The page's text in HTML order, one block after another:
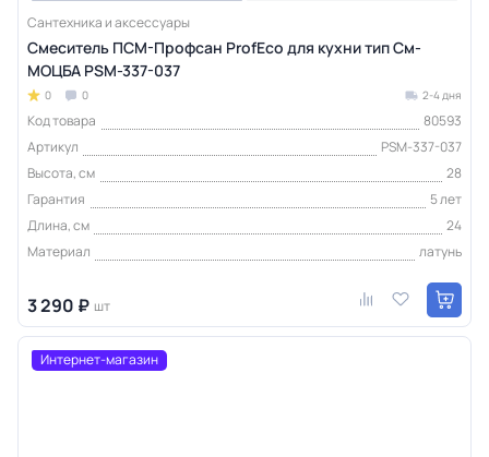
Сантехника и аксессуары
Смеситель ПСМ-Профсан ProfEco для кухни тип См-
МОЦБА PSM-337-037
0 0 2-4 дня
Код товара
80593
Артикул
PSM-337-037
Высота, см
28
Гарантия
5 лет
Длина, см
24
Материал
латунь
3 290 ₽ шт
Интернет-магазин